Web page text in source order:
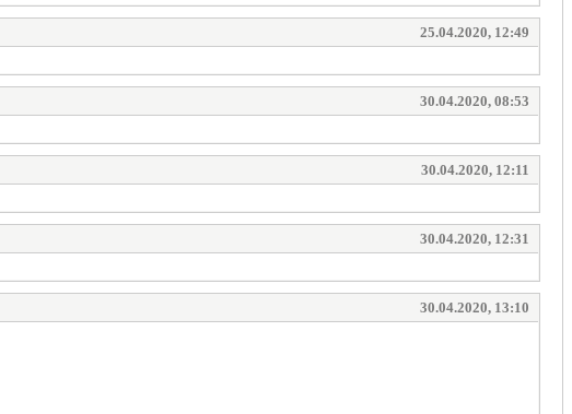
25.04.2020, 12:49
30.04.2020, 08:53
30.04.2020, 12:11
30.04.2020, 12:31
30.04.2020, 13:10